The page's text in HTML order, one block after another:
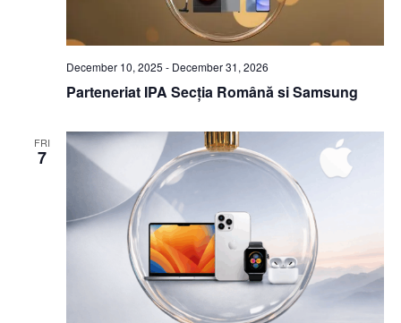
December 10, 2025 - December 31, 2026
Parteneriat IPA Secția Română si Samsung
FRI
7